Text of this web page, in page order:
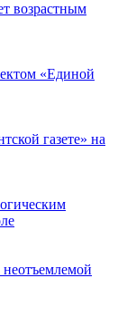
возрастным
«Единой
газете» на